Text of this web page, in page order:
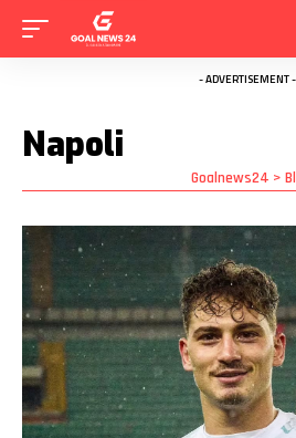
- ADVERTISEMENT -
Napoli
Goalnews24 >